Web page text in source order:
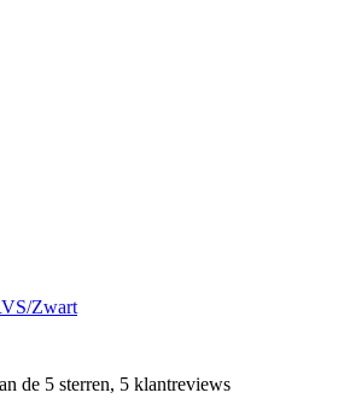
Zwart
de 5 sterren, 5 klantreviews